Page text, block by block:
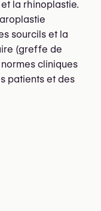
la rhinoplastie.
sourcils et la
(greffe de
cliniques
patients et des